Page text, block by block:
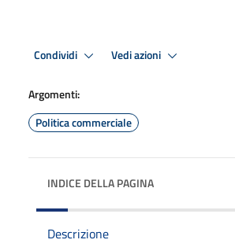
Condividi Vedi azioni
Argomenti:
Politica commerciale
INDICE DELLA PAGINA
Descrizione